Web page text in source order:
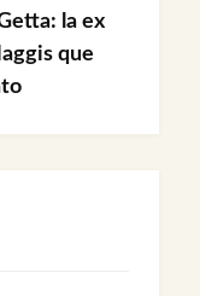
la ex
que